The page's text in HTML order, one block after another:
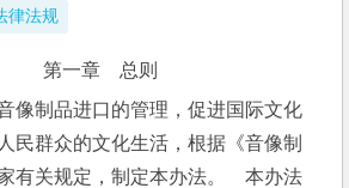
律法规
第一章　总则
像制品进口的管理，促进国际文化
民群众的文化生活，根据《音像制
有关规定，制定本办法。　本办法